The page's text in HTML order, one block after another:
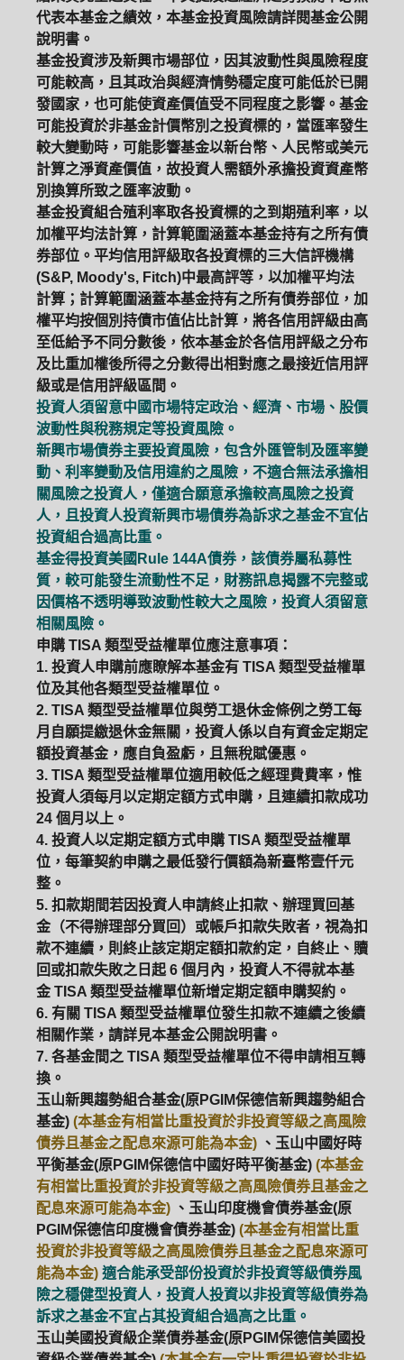
代表本基金之績效，本基金投資風險請詳閱基金公開
說明書。
基金投資涉及新興市場部位，因其波動性與風險程度
可能較高，且其政治與經濟情勢穩定度可能低於已開
發國家，也可能使資產價值受不同程度之影響。基金
可能投資於非基金計價幣別之投資標的，當匯率發生
較大變動時，可能影響基金以新台幣、人民幣或美元
計算之淨資產價值，故投資人需額外承擔投資資產幣
別換算所致之匯率波動。
基金投資組合殖利率取各投資標的之到期殖利率，以
加權平均法計算，計算範圍涵蓋本基金持有之所有債
券部位。平均信用評級取各投資標的三大信評機構
(S&P, Moody's, Fitch)中最高評等，以加權平均法
計算；計算範圍涵蓋本基金持有之所有債券部位，加
權平均按個別持債市值佔比計算，將各信用評級由高
至低給予不同分數後，依本基金於各信用評級之分布
及比重加權後所得之分數得出相對應之最接近信用評
級或是信用評級區間。
投資人須留意中國市場特定政治、經濟、市場、股價
波動性與稅務規定等投資風險。
新興市場債券主要投資風險，包含外匯管制及匯率變
動、利率變動及信用違約之風險，不適合無法承擔相
關風險之投資人，僅適合願意承擔較高風險之投資
人，且投資人投資新興市場債券為訴求之基金不宜佔
投資組合過高比重。
基金得投資美國Rule 144A債券，該債券屬私募性
質，較可能發生流動性不足，財務訊息揭露不完整或
因價格不透明導致波動性較大之風險，投資人須留意
相關風險。
申購 TISA 類型受益權單位應注意事項：
1. 投資人申購前應瞭解本基金有 TISA 類型受益權單
位及其他各類型受益權單位。
2. TISA 類型受益權單位與勞工退休金條例之勞工每
月自願提繳退休金無關，投資人係以自有資金定期定
額投資基金，應自負盈虧，且無稅賦優惠。
3. TISA 類型受益權單位適用較低之經理費費率，惟
投資人須每月以定期定額方式申購，且連續扣款成功
24 個月以上。
4. 投資人以定期定額方式申購 TISA 類型受益權單
位，每筆契約申購之最低發行價額為新臺幣壹仟元
整。
5. 扣款期間若因投資人申請終止扣款、辦理買回基
金（不得辦理部分買回）或帳戶扣款失敗者，視為扣
款不連續，則終止該定期定額扣款約定，自終止、贖
回或扣款失敗之日起 6 個月內，投資人不得就本基
金 TISA 類型受益權單位新增定期定額申購契約。
6. 有關 TISA 類型受益權單位發生扣款不連續之後續
相關作業，請詳見本基金公開說明書。
7. 各基金間之 TISA 類型受益權單位不得申請相互轉
換。
玉山新興趨勢組合基金(原PGIM保德信新興趨勢組合
基金) (本基金有相當比重投資於非投資等級之高風險
債券且基金之配息來源可能為本金) 、玉山中國好時
平衡基金(原PGIM保德信中國好時平衡基金) (本基金
有相當比重投資於非投資等級之高風險債券且基金之
配息來源可能為本金) 、玉山印度機會債券基金(原
PGIM保德信印度機會債券基金) (本基金有相當比重
投資於非投資等級之高風險債券且基金之配息來源可
能為本金) 適合能承受部份投資於非投資等級債券風
險之穩健型投資人，投資人投資以非投資等級債券為
訴求之基金不宜占其投資組合過高之比重。
玉山美國投資級企業債券基金(原PGIM保德信美國投